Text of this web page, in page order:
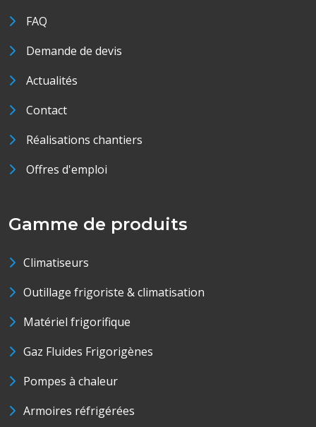
FAQ
Demande de devis
Actualités
Contact
Réalisations chantiers
Offres d'emploi
Gamme de produits
Climatiseurs
Outillage frigoriste & climatisation
Matériel frigorifique
Gaz Fluides Frigorigènes
Pompes à chaleur
Armoires réfrigérées